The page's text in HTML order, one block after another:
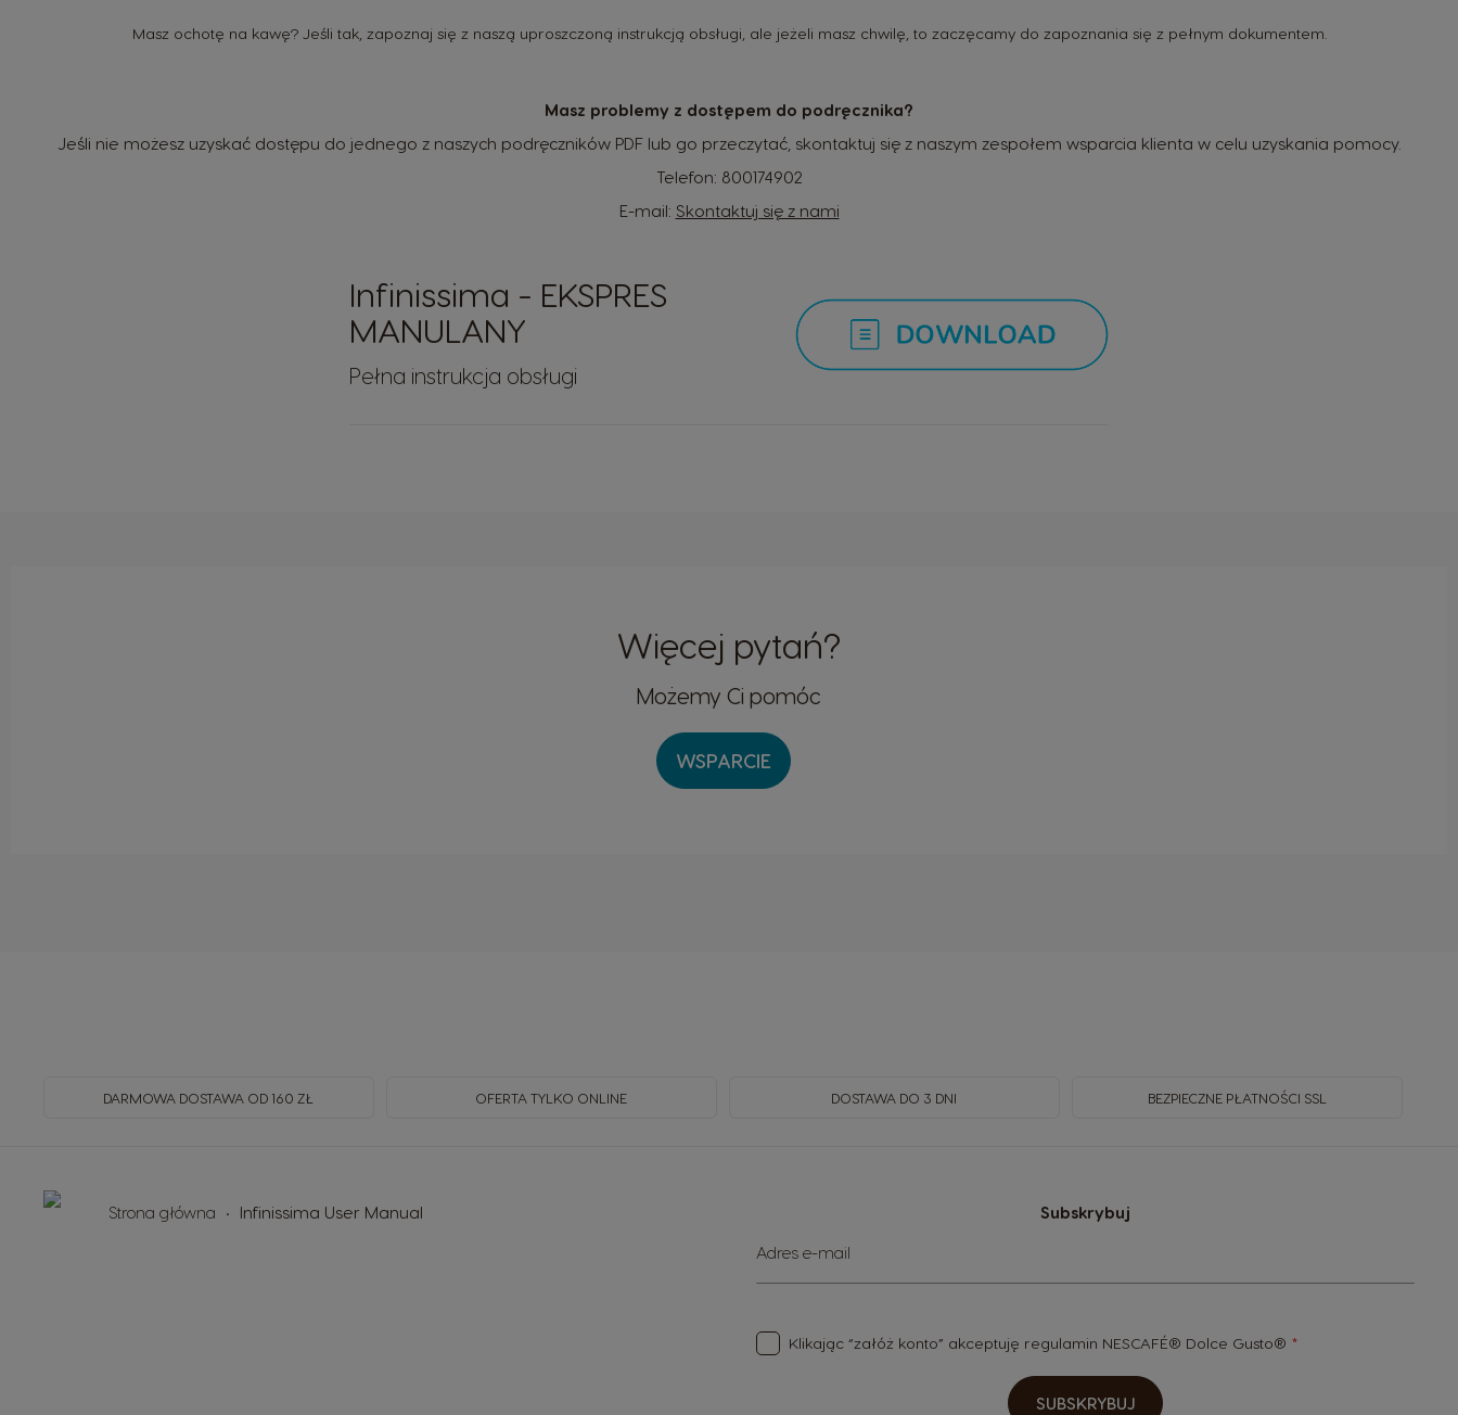
Masz ochotę na kawę? Jeśli tak, zapoznaj się z naszą uproszczoną instrukcją obsługi, ale jeżeli masz chwilę, to zaczęcamy do zapoznania się z pełnym dokumentem.
Masz problemy z dostępem do podręcznika?
Jeśli nie możesz uzyskać dostępu do jednego z naszych podręczników PDF lub go przeczytać, skontaktuj się z naszym zespołem wsparcia klienta w celu uzyskania pomocy.
Telefon: 800174902
E-mail: Skontaktuj się z nami
Infinissima - EKSPRES
MANULANY
Pełna instrukcja obsługi
Więcej pytań?
Możemy Ci pomóc
WSPARCIE
DARMOWA DOSTAWA OD 160 ZŁ OFERTA TYLKO ONLINE DOSTAWA DO 3 DNI BEZPIECZNE PŁATNOŚCI SSL
Strona główna Infinissima User Manual Subskrybuj
Subskrybuj
nasz
newsletter:
Adres e-mail
Klikając “załóż konto” akceptuję regulamin NESCAFÉ® Dolce Gusto®
SUBSKRYBUJ